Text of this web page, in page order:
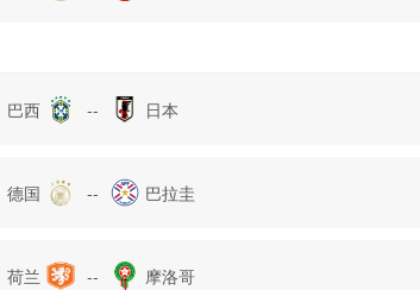
巴西 -- 日本
德国 -- 巴拉圭
荷兰 -- 摩洛哥